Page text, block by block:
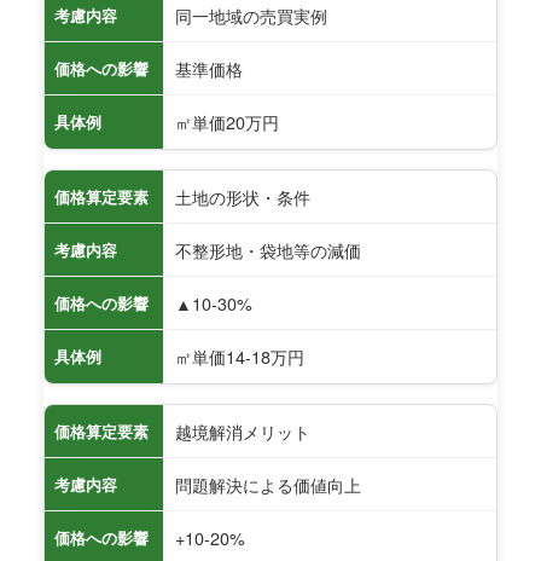
考慮内容 同一地域の売買実例
価格への影響 基準価格
具体例 ㎡単価20万円
価格算定要素 土地の形状・条件
考慮内容 不整形地・袋地等の減価
価格への影響 ▲10-30%
具体例 ㎡単価14-18万円
価格算定要素 越境解消メリット
考慮内容 問題解決による価値向上
価格への影響 +10-20%